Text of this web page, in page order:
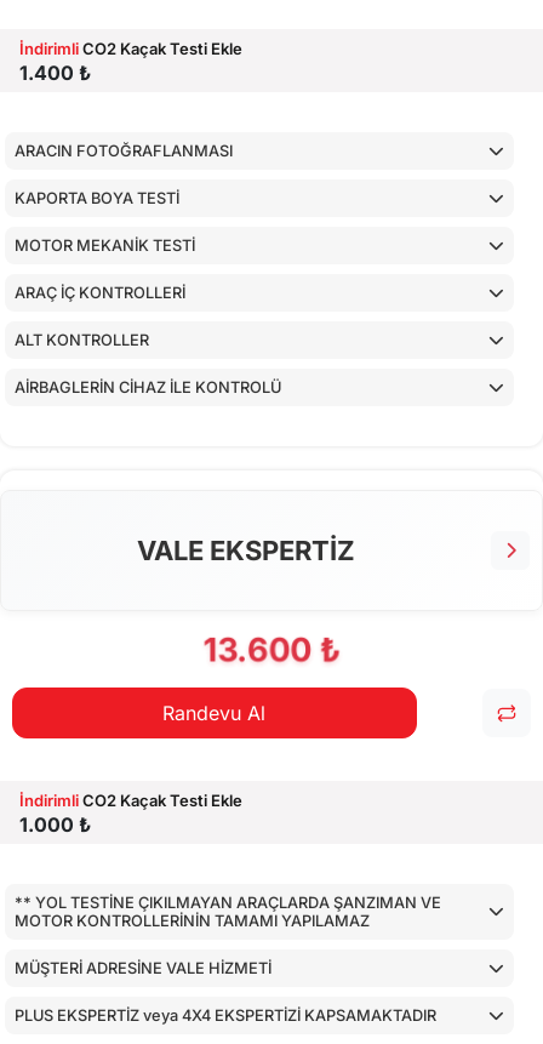
İndirimliCO2 Kaçak Testi Ekle
1.400 ₺
ARACIN FOTOĞRAFLANMASI
KAPORTA BOYA TESTİ
MOTOR MEKANİK TESTİ
ARAÇ İÇ KONTROLLERİ
ALT KONTROLLER
AİRBAGLERİN CİHAZ İLE KONTROLÜ
VALE EKSPERTİZ
13.600 ₺
Randevu Al
İndirimliCO2 Kaçak Testi Ekle
1.000 ₺
** YOL TESTİNE ÇIKILMAYAN ARAÇLARDA ŞANZIMAN VE
MOTOR KONTROLLERİNİN TAMAMI YAPILAMAZ
MÜŞTERİ ADRESİNE VALE HİZMETİ
PLUS EKSPERTİZ veya 4X4 EKSPERTİZİ KAPSAMAKTADIR